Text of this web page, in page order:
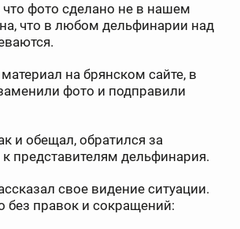
что фото сделано не в нашем
что в любом дельфинарии над
на брянском сайте, в
фото и подправили
и обещал, обратился за
представителям дельфинария.
свое видение ситуации.
без правок и сокращений: